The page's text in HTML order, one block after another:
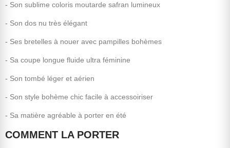
- Son sublime coloris moutarde safran lumineux
- Son dos nu très élégant
- Ses bretelles à nouer avec pampilles bohèmes
- Sa coupe longue fluide ultra féminine
- Son tombé léger et aérien
- Son style bohème chic facile à accessoiriser
- Sa matière agréable à porter en été
COMMENT LA PORTER